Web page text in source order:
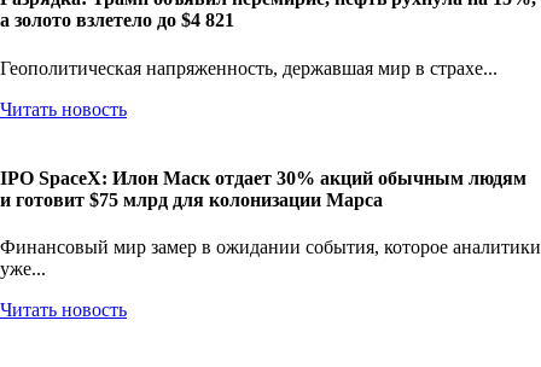
а золото взлетело до $4 821
Геополитическая напряженность, державшая мир в страхе...
Читать новость
IPO SpaceX: Илон Маск отдает 30% акций обычным людям
и готовит $75 млрд для колонизации Марса
Финансовый мир замер в ожидании события, которое аналитики
уже...
Читать новость